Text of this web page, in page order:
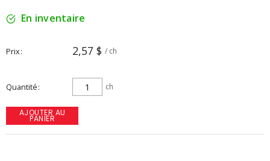
En inventaire
Prix 2,57 $ / ch
Quantité ch
AJOUTER AU
PANIER